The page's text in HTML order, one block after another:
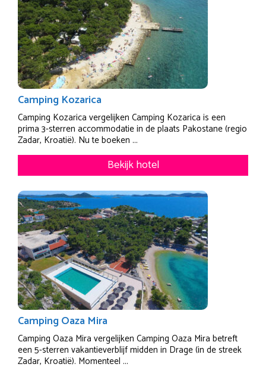
Camping Kozarica
Camping Kozarica vergelijken Camping Kozarica is een
prima 3-sterren accommodatie in de plaats Pakostane (regio
Zadar, Kroatië). Nu te boeken ...
Bekijk hotel
Camping Oaza Mira
Camping Oaza Mira vergelijken Camping Oaza Mira betreft
een 5-sterren vakantieverblijf midden in Drage (in de streek
Zadar, Kroatië). Momenteel ...